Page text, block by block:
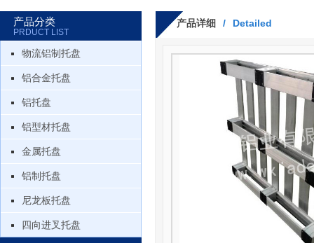
产品分类
PRDUCT LIST
物流铝制托盘
铝合金托盘
铝托盘
铝型材托盘
金属托盘
铝制托盘
尼龙板托盘
四向进叉托盘
产品详细 / Detailed